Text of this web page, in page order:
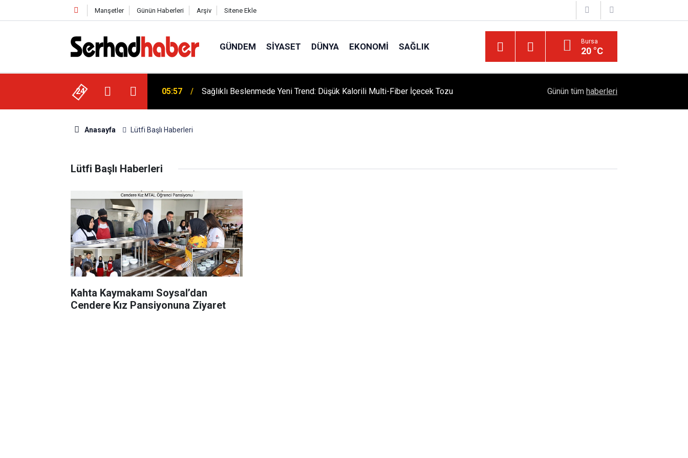
Manşetler Günün Haberleri Arşiv Sitene Ekle
GÜNDEM SIYASET DÜNYA EKONOMI SAĞLIK Bursa
20 °C
24 05:25
Dicle Üniversitesi'nden Türk Dünyası Hamlesi: Cengiz Aytmatov
Sempozyumu Diyarbakır'da!
Günün tüm haberleri
Anasayfa Lütfi Başlı Haberleri
Lütfi Başlı Haberleri
Kahta Kaymakamı Soysal’dan
Cendere Kız Pansiyonuna Ziyaret